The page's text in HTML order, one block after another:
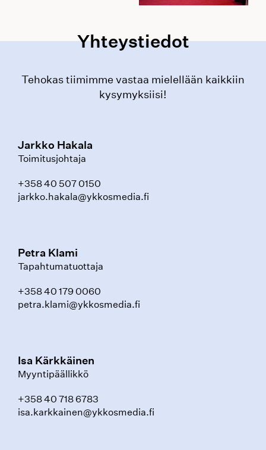
Yhteystiedot
Tehokas tiimimme vastaa mielellään kaikkiin
kysymyksiisi!
Jarkko Hakala
Toimitusjohtaja
+358 40 507 0150
jarkko.hakala@ykkosmedia.fi
Petra Klami
Tapahtumatuottaja
+358 40 179 0060
petra.klami@ykkosmedia.fi
Isa Kärkkäinen
Myyntipäällikkö
+358 40 718 6783
isa.karkkainen@ykkosmedia.fi